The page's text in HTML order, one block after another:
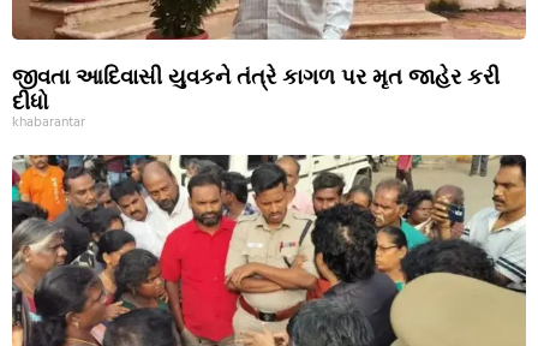
જીવતા આદિવાસી યુવકને તંત્રે કાગળ પર મૃત જાહેર કરી
દીધો
khabarantar